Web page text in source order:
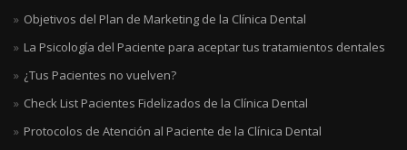
Objetivos del Plan de Marketing de la Clínica Dental
La Psicología del Paciente para aceptar tus tratamientos dentales
¿Tus Pacientes no vuelven?
Check List Pacientes Fidelizados de la Clínica Dental
Protocolos de Atención al Paciente de la Clínica Dental